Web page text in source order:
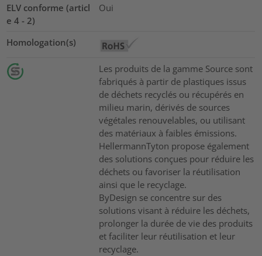
ELV conforme (articl
e 4 - 2)
Oui
Homologation(s)
Les produits de la gamme Source sont
fabriqués à partir de plastiques issus
de déchets recyclés ou récupérés en
milieu marin, dérivés de sources
végétales renouvelables, ou utilisant
des matériaux à faibles émissions.
HellermannTyton propose également
des solutions conçues pour réduire les
déchets ou favoriser la réutilisation
ainsi que le recyclage.
ByDesign se concentre sur des
solutions visant à réduire les déchets,
prolonger la durée de vie des produits
et faciliter leur réutilisation et leur
recyclage.